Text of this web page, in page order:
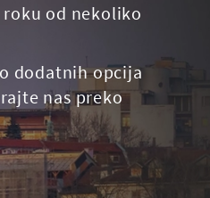
roku od nekoliko
dodatnih opcija
nas preko